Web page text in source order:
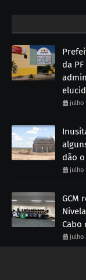
da
julho
dão
julho
GCM
Cabo
julho